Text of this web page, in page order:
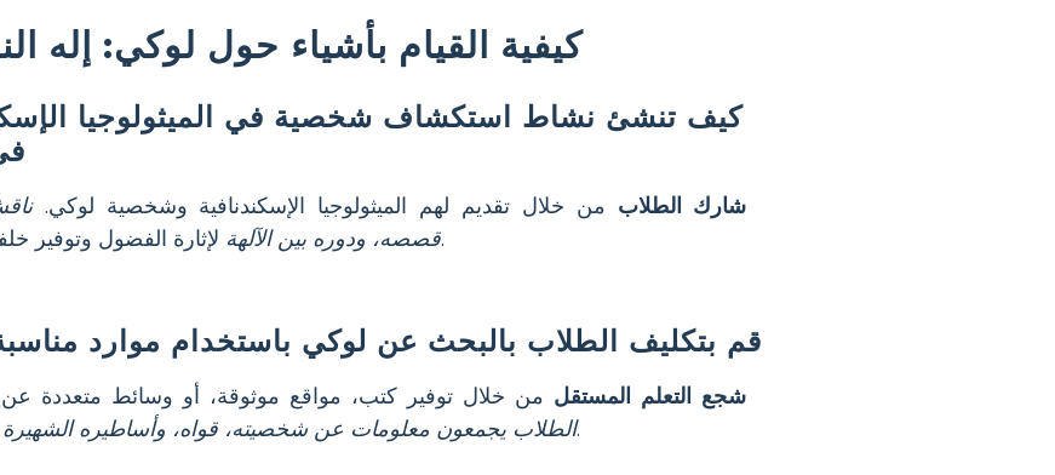
كيفية القيام بأشياء حول لوكي: إله
كيف تنشئ نشاط استكشاف شخصية في الميثولوجيا
شارك الطلاب من خلال تقديم لهم الميثولوجيا الإسكندنافية وشخصية لوكي.
قصصه، ودوره بين الآلهةلإثارة الفضول وتوفير خلفية معرفية.
قم بتكليف الطلاب بالبحث عن لوكي باستخدام موارد
شجع التعلم المستقل من خلال توفير كتب، مواقع موثوقة، أو وسائط متعددة
الطلاب يجمعون معلومات عن شخصيته، قواه، وأساطيره الشهيرةلبناء الفهم.